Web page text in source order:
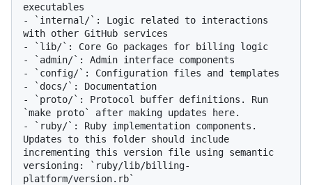
-
`internal/` : Logic related to interactions
-
`lib/`
-
`admin/`
-
`config/`
-
`docs/`
-
`proto/`
`make proto`
-
`ruby/` : Ruby implementation components.
Updates to this folder should include
incrementing this version file using semantic
versioning:
`ruby/lib/billing-
platform/version.rb`